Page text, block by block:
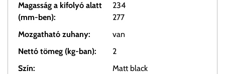
Magasság a kifolyó alatt
(mm-ben):
234
277
Mozgatható zuhany:
van
Nettó tömeg (kg-ban):
2
Szín:
Matt black